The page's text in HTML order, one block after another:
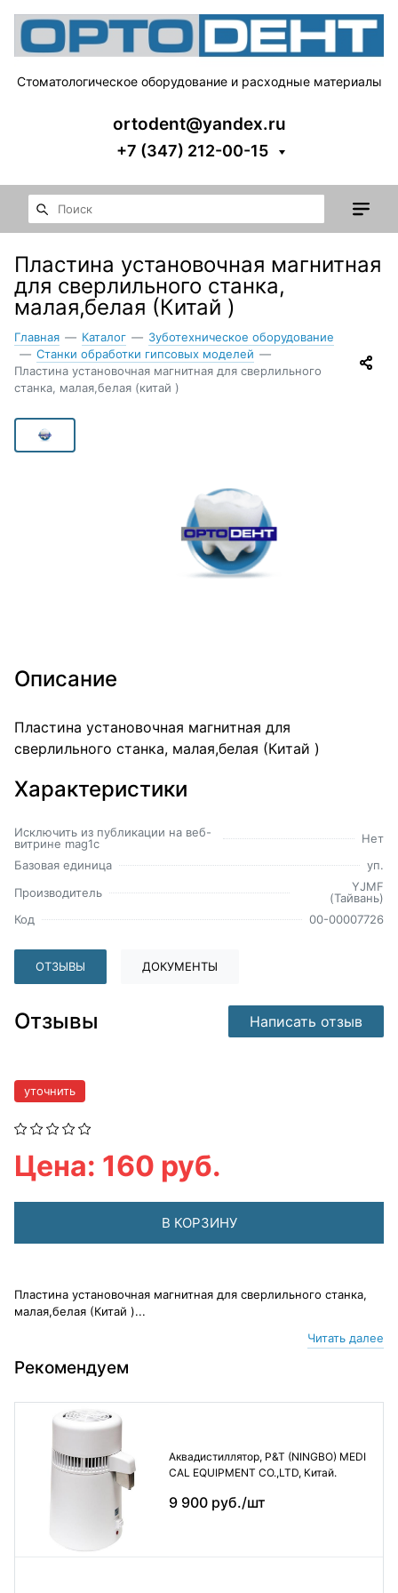
Стоматологическое оборудование и расходные материалы
ortodent@yandex.ru
+7 (347) 212-00-15
Пластина установочная магнитная
для сверлильного станка,
малая,белая (Китай )
Главная — Каталог — Зуботехническое оборудование
— Станки обработки гипсовых моделей —
Пластина установочная магнитная для сверлильного
станка, малая,белая (китай )
Описание
Пластина установочная магнитная для
сверлильного станка, малая,белая (Китай )
Характеристики
Исключить из публикации на веб-
витрине mag1c
Нет
Базовая единица
уп.
Производитель
YJMF
(Тайвань)
Код
00-00007726
ОТЗЫВЫ ДОКУМЕНТЫ
Отзывы Написать отзыв
уточнить
Цена: 160 руб.
В КОРЗИНУ
Пластина установочная магнитная для сверлильного станка,
малая,белая (Китай )...
Читать далее
Рекомендуем
Аквадистиллятор, P&T (NINGBO) MEDI
CAL EQUIPMENT CO.,LTD, Китай.
9 900 руб./шт